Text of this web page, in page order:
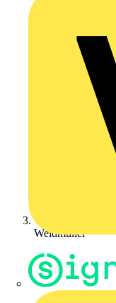
Weidmüller